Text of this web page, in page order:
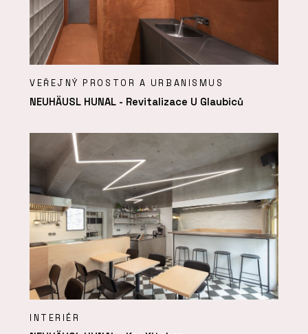
VEŘEJNÝ PROSTOR A URBANISMUS
NEUHÄUSL HUNAL - Revitalizace U Glaubiců
INTERIÉR